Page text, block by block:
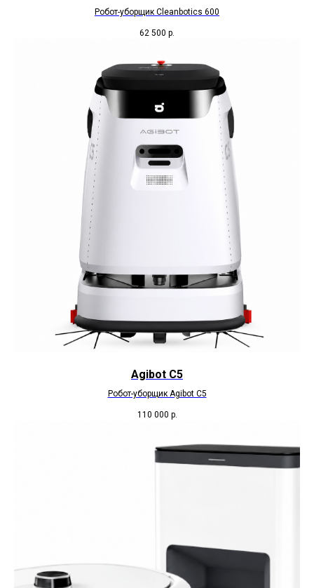
Робот-уборщик Cleanbotics 600
62 500 р.
Agibot C5
Робот-уборщик Agibot C5
110 000 р.